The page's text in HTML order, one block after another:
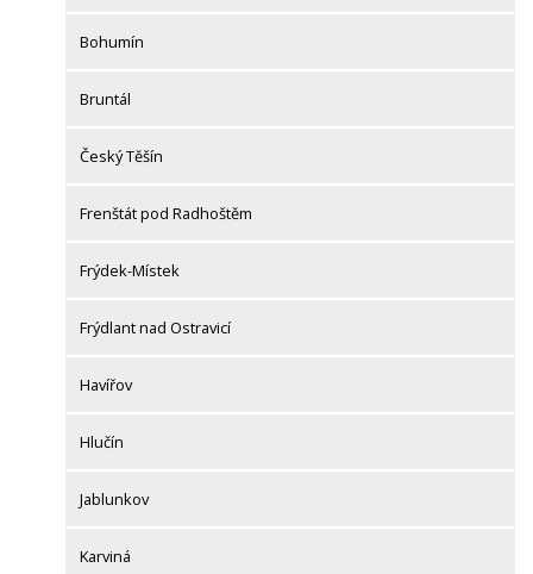
Bohumín
Bruntál
Český Těšín
Frenštát pod Radhoštěm
Frýdek-Místek
Frýdlant nad Ostravicí
Havířov
Hlučín
Jablunkov
Karviná